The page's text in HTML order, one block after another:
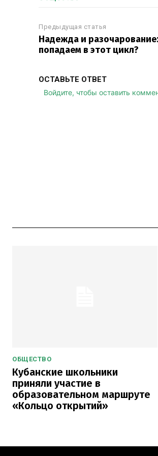
Предыдущая статья
Надежда и
попадаем в этот цикл?
ОСТАВЬТЕ ОТВЕТ
Войдите, чтобы оставить
ОБЩЕСТВО
Кубанские школьники
приняли участие в
образовательном маршруте
«Кольцо открытий»